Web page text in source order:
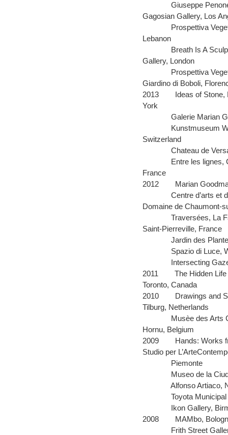
Giuseppe
Gagosian Gallery, Los
Prospettiva
Lebanon
Breath Is A
Gallery, London
Prospettiva
Giardino di Boboli,
2013
Ideas of
York
Galerie Marian
Kunstmuseum
Switzerland
Chateau de
Entre les lignes,
France
2012
Marian
Centre d’arts et
Domaine de Chaumont-
Traversées, La
Saint-Pierreville, France
Jardin des
Spazio di Luce,
Intersecting
2011
The Hidden
Toronto, Canada
2010
Drawings and
Tilburg, Netherlands
Musèe des Arts
Hornu, Belgium
2009
Hands: Works
Studio per
Piemonte
Museo de la
Alfonso Artiaco,
Toyota
Ikon Gallery,
2008
MAMbo,
Frith Street